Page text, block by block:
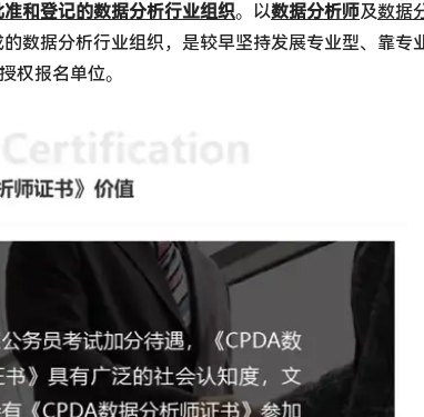
和登记的数据分析行业组织。以数据分析师及数据
数据分析行业组织，是较早坚持发展专业型、靠专
权报名单位。